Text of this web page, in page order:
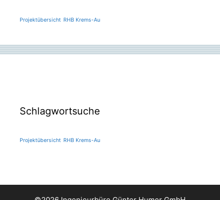
Projektübersicht RHB Krems-Au
Schlagwortsuche
Projektübersicht RHB Krems-Au